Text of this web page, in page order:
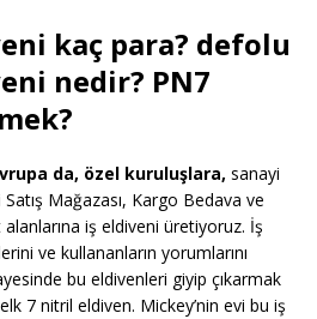
kaç para? defolu
nedir? PN7
da, özel kuruluşlara, sanayi
Mağazası, Kargo Bedava ve
iş eldiveni üretiyoruz. İş
ve kullananların yorumlarını
bu eldivenleri giyip çıkarmak
7 nitril eldiven. Mickey’nin evi bu iş